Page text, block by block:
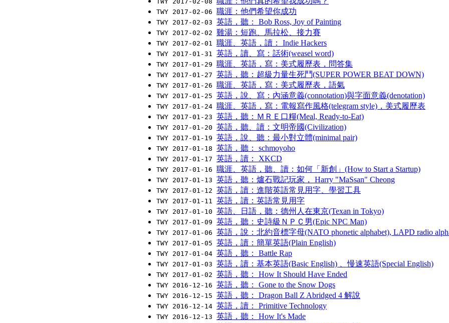
TWY 2017-02-06 職涯：他們希望你成功
TWY 2017-02-03 英語，聽： Bob Ross, Joy of Painting
TWY 2017-02-02 雞湯：短跑、馬拉松、接力賽
TWY 2017-02-01 職涯、英語，讀： Indie Hackers
TWY 2017-01-31 英語，讀、寫：話術(weasel word)
TWY 2017-01-29 職涯、英語，寫：美式履歷表，問答集
TWY 2017-01-27 英語，聽：超級力量生死鬥(SUPER POWER BEAT DOWN)
TWY 2017-01-26 職涯、英語，寫：美式履歷表，語氣
TWY 2017-01-25 英語，說、寫：內涵意義(connotation)與字面意義(denotation)
TWY 2017-01-24 職涯、英語，寫：電報寫作風格(telegram style)，美式履歷表
TWY 2017-01-23 英語，聽：ＭＲＥ口糧(Meal, Ready-to-Eat)
TWY 2017-01-20 英語，聽、讀：文明帝國(Civilization)
TWY 2017-01-19 英語，說、聽：最小對立體(minimal pair)
TWY 2017-01-18 英語，聽： schmoyoho
TWY 2017-01-17 英語，讀： XKCD
TWY 2017-01-16 職涯、英語，聽、讀：如何「新創」(How to Start a Startup)
TWY 2017-01-13 英語，聽：爐石戰記玩家， Harry "MaSsan" Cheong
TWY 2017-01-12 英語，讀：進階英語常見用字、學習工具
TWY 2017-01-11 英語，讀：英語常見用字
TWY 2017-01-10 英語、日語，聽：德州人在東京(Texan in Tokyo)
TWY 2017-01-09 英語，聽：史詩級ＮＰＣ男(Epic NPC Man)
TWY 2017-01-06 英語，說：北約音標字母(NATO phonetic alphabet), LAPD radio
TWY 2017-01-05 英語，讀：簡單英語(Plain English)
TWY 2017-01-04 英語，聽： Battle Rap
TWY 2017-01-03 英語，讀：基本英語(Basic English) 、慢速英語(Special English)
TWY 2017-01-02 英語，聽： How It Should Have Ended
TWY 2016-12-16 英語，聽： Gone to the Snow Dogs
TWY 2016-12-15 英語，聽： Dragon Ball Z Abridged 4 解說
TWY 2016-12-14 英語，讀： Primitive Technology
TWY 2016-12-13 英語，聽： How It's Made